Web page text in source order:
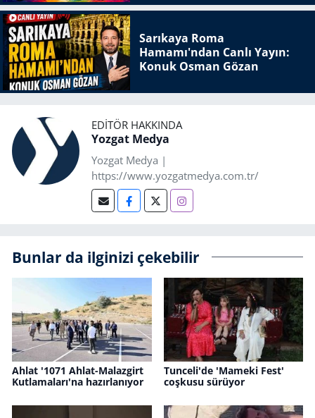
Sarıkaya Roma
Hamamı'ndan Canlı Yayın:
Konuk Osman Gözan
EDITÖR HAKKINDA
Yozgat Medya
Yozgat Medya |
https://www.yozgatmedya.com.tr/
Bunlar da ilginizi çekebilir
Ahlat '1071 Ahlat-Malazgirt
Kutlamaları'na hazırlanıyor
Tunceli'de 'Mameki Fest'
coşkusu sürüyor